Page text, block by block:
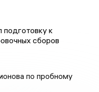
к
сборов
по пробному